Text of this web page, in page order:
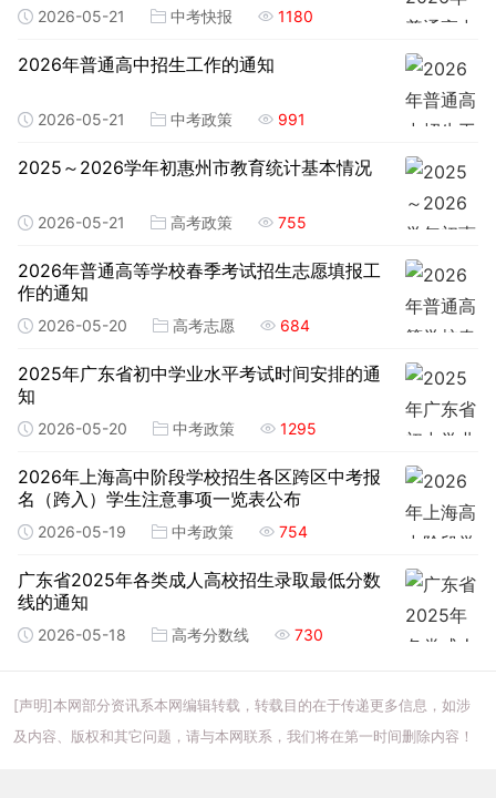
2026-05-21 中考快报 1180
2026年普通高中招生工作的通知
2026-05-21 中考政策 991
2025～2026学年初惠州市教育统计基本情况
2026-05-21 高考政策 755
2026年普通高等学校春季考试招生志愿填报工
作的通知
2026-05-20 高考志愿 684
2025年广东省初中学业水平考试时间安排的通
知
2026-05-20 中考政策 1295
2026年上海高中阶段学校招生各区跨区中考报
名（跨入）学生注意事项一览表公布
2026-05-19 中考政策 754
广东省2025年各类成人高校招生录取最低分数
线的通知
2026-05-18 高考分数线 730
[声明]本网部分资讯系本网编辑转载，转载目的在于传递更多信息，如涉
及内容、版权和其它问题，请与本网联系，我们将在第一时间删除内容！